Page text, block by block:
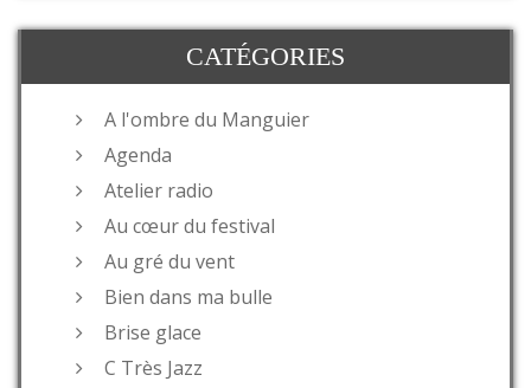
CATÉGORIES
A l'ombre du Manguier
Agenda
Atelier radio
Au cœur du festival
Au gré du vent
Bien dans ma bulle
Brise glace
C Très Jazz